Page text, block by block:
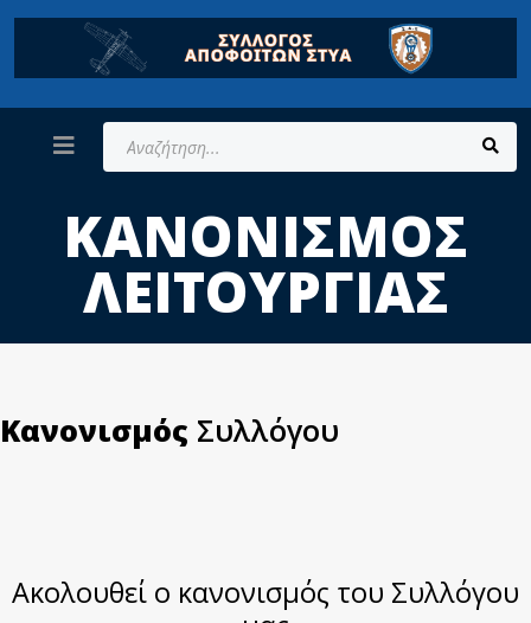
Αναζήτηση...
ΚΑΝΟΝΙΣΜΌΣ
ΛΕΙΤΟΥΡΓΊΑΣ
Κανονισμός Συλλόγου
Ακολουθεί ο κανονισμός του Συλλόγου